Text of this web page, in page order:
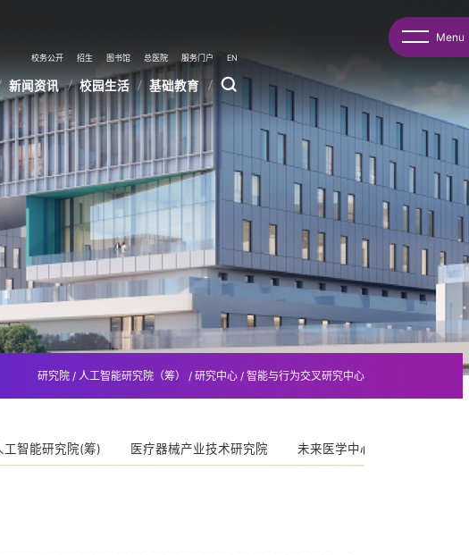
校务公开 招生 图书馆 总医院 服务门户 EN
新闻资讯 校园生活 基础教育
Menu
研究院 / 人工智能研究院（筹） / 研究中心 / 智能与行为交叉研究中心
工智能研究院(筹) 医疗器械产业技术研究院 未来医学中心